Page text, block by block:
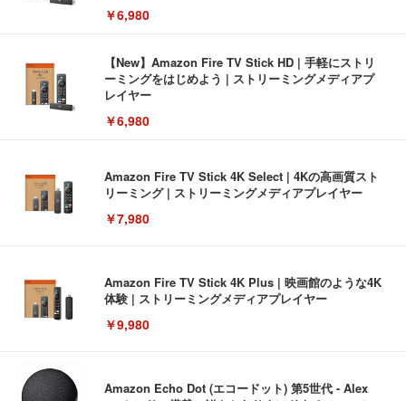
￥6,980
【New】Amazon Fire TV Stick HD | 手軽にストリ
ーミングをはじめよう | ストリーミングメディアプ
レイヤー
￥6,980
Amazon Fire TV Stick 4K Select | 4Kの高画質スト
リーミング | ストリーミングメディアプレイヤー
￥7,980
Amazon Fire TV Stick 4K Plus | 映画館のような4K
体験 | ストリーミングメディアプレイヤー
￥9,980
Amazon Echo Dot (エコードット) 第5世代 - Alex